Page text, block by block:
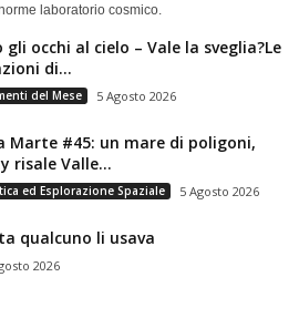
laboratorio cosmico.
gli occhi al cielo – Vale la sveglia?Le
di...
del Mese 5 Agosto 2026
Marte #45: un mare di poligoni,
risale Valle...
ed Esplorazione Spaziale 5 Agosto 2026
qualcuno li usava
2026